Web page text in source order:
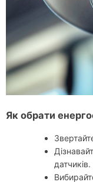
Як обрати
датчиків.